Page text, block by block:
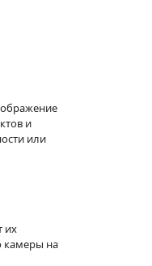
и
или
их
камеры на